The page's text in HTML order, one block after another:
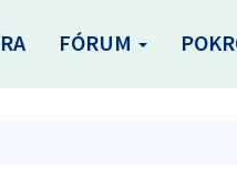
FÓRUM